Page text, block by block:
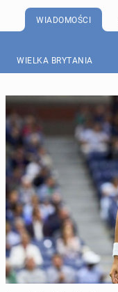
WIADOMOŚCI
WIELKA BRYTANIA